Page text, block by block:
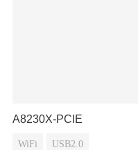
A8230X-PCIE
WiFi USB2.0